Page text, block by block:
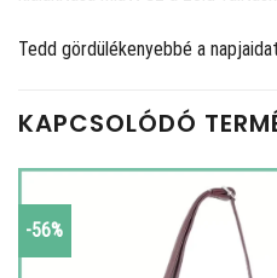
Tedd gördülékenyebbé a
KAPCSOLÓDÓ
-56%